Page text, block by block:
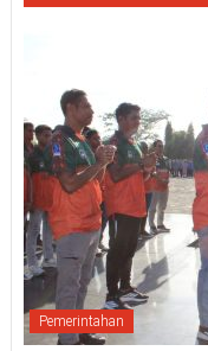
Pemerintahan